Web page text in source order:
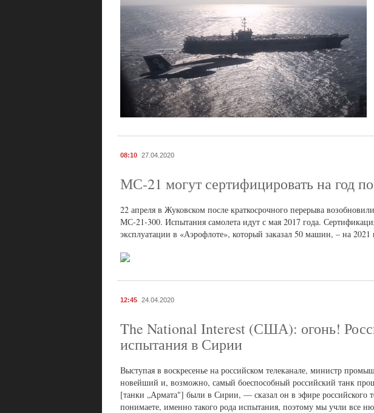
08:10 27.04.2020
МС-21 могут сертифицировать на год
22 апреля в Жуковском после краткосрочного перерыва
МС-21-300. Испытания самолета идут с мая 2017 года.
эксплуатации в «Аэрофлоте», который заказал 50 машин, – на 2021
12:45 24.04.2020
The National Interest (США): огонь!
испытания в Сирии
Выступая в воскресенье на российском телеканале, министр
новейший и, возможно, самый боеспособный российский танк
[танки „Армата"] были в Сирии, — сказал он в эфире российского
понимаете, именно такого рода испытания, поэтому мы учли все